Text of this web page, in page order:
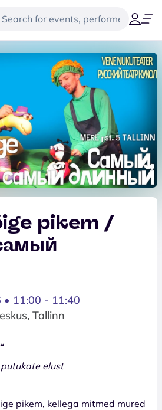
pikem /
• 11:00 - 11:40
Tallinn
elust
pikem, kellega mitmed mured